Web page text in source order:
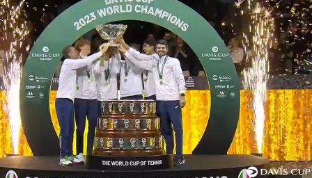
SOCIETÀ
CULTURA
ECONOMIA E LAVORO
EVENTI
SPORT
Streaming